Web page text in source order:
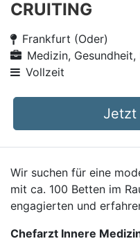
CRUITING
Frankfurt (Oder)
Medizin, Gesundheit,
Vollzeit
Jetzt
Wir suchen für eine
mit ca. 100 Betten im
engagierten und
Chefarzt Innere